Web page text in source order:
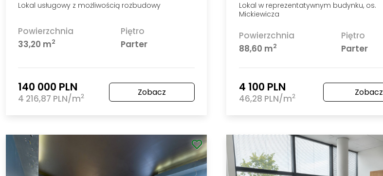
Lokal usługowy z możliwością rozbudowy
Powierzchnia
33,20 m2
Piętro
Parter
140 000 PLN
4 216,87 PLN/m2 Zobacz
Lokal w reprezentatywnym budynku, os.
Mickiewicza
Powierzchnia
88,60 m2
Piętro
Parter
4 100 PLN
46,28 PLN/m2 Zobacz